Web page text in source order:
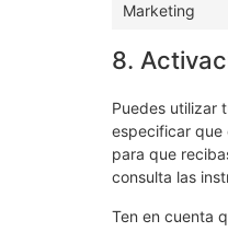
Marketing
8.
Puedes utilizar
especificar que
para que
consulta las
Ten en cuenta